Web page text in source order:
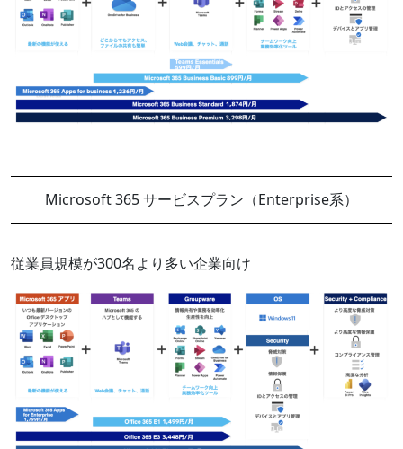
Microsoft 365 サービスプラン（Enterprise系）
従業員規模が300名より多い企業向け